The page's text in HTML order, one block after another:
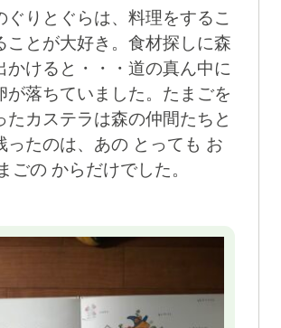
ぐりとぐらは、料理をするこ
ことが大好き。食材探しに森
かけると・・・道の真ん中に
が落ちていました。たまごを
たカステラは森の仲間たちと
ったのは、あの とっても お
ごの からだけでした。